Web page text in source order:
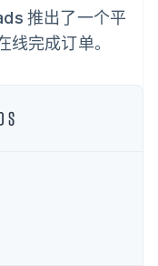
推出了一个平
完成订单。